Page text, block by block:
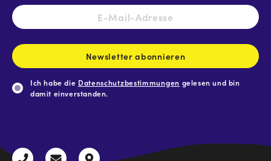
E-
Mail-
Newsletter abonnieren
Ich habe die Datenschutzbestimmungen gelesen und bin
damit einverstanden.
+43
radio@freequenns.at
Kulturhausstraße